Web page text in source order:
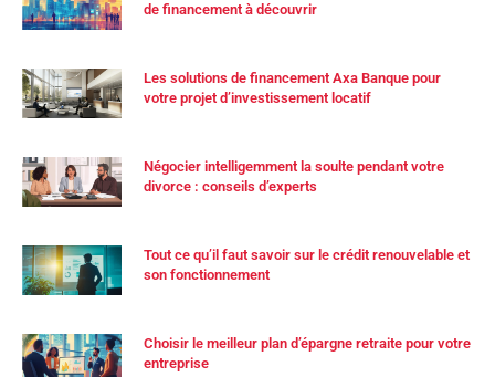
de financement à découvrir
Les solutions de financement Axa Banque pour
votre projet d’investissement locatif
Négocier intelligemment la soulte pendant votre
divorce : conseils d’experts
Tout ce qu’il faut savoir sur le crédit renouvelable et
son fonctionnement
Choisir le meilleur plan d’épargne retraite pour votre
entreprise